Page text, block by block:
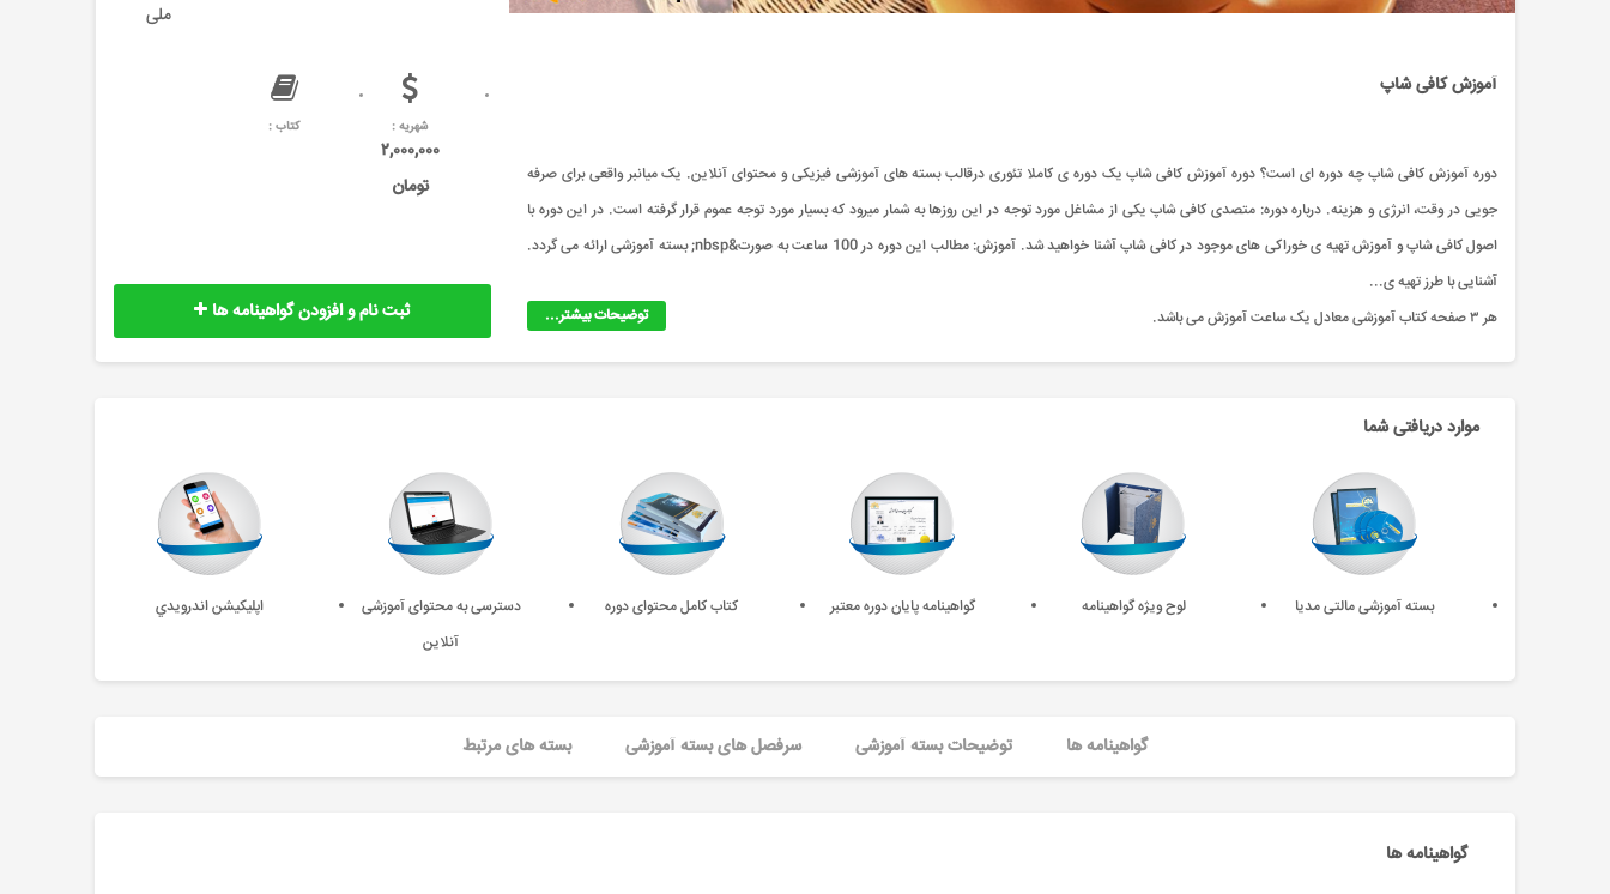
آموزش کافی شاپ
دوره آموزش کافی شاپ چه دوره ای است؟ دوره آموزش کافی شاپ یک دوره ی کاملا تئوری درقالب بسته های آموزشی فیزیکی و محتوای آنلاین. یک میانبر واقعی برای صرفه
جویی در وقت، انرژی و هزینه. درباره دوره: متصدی کافی شاپ یکی از مشاغل مورد توجه در این روزها به شمار میرود که بسیار مورد توجه عموم قرار گرفته است. در این دوره با
اصول کافی شاپ و آموزش تهیه ی خوراکی های موجود در کافی شاپ آشنا خواهید شد. آموزش: مطالب این دوره در 100 ساعت به صورت&nbsp; بسته آموزشی ارائه می گردد.
آشنایی با طرز تهیه ی...
توضیحات بیشتر...
هر ۳ صفحه کتاب آموزشی معادل یک ساعت آموزش می باشد.
ملی
شهریه :
۲,۰۰۰,۰۰۰
تومان
کتاب :
ثبت نام و افزودن گواهینامه ها
موارد دریافتی شما
بسته آموزشی مالتی مدیا لوح ویژه گواهینامه گواهینامه پایان دوره معتبر کتاب کامل محتوای دوره
دسترسی به محتوای آموزشی
آنلاین
اپليکيشن اندرويدي
گواهینامه ها توضیحات بسته آموزشی سرفصل های بسته آموزشی بسته های مرتبط
گواهینامه ها